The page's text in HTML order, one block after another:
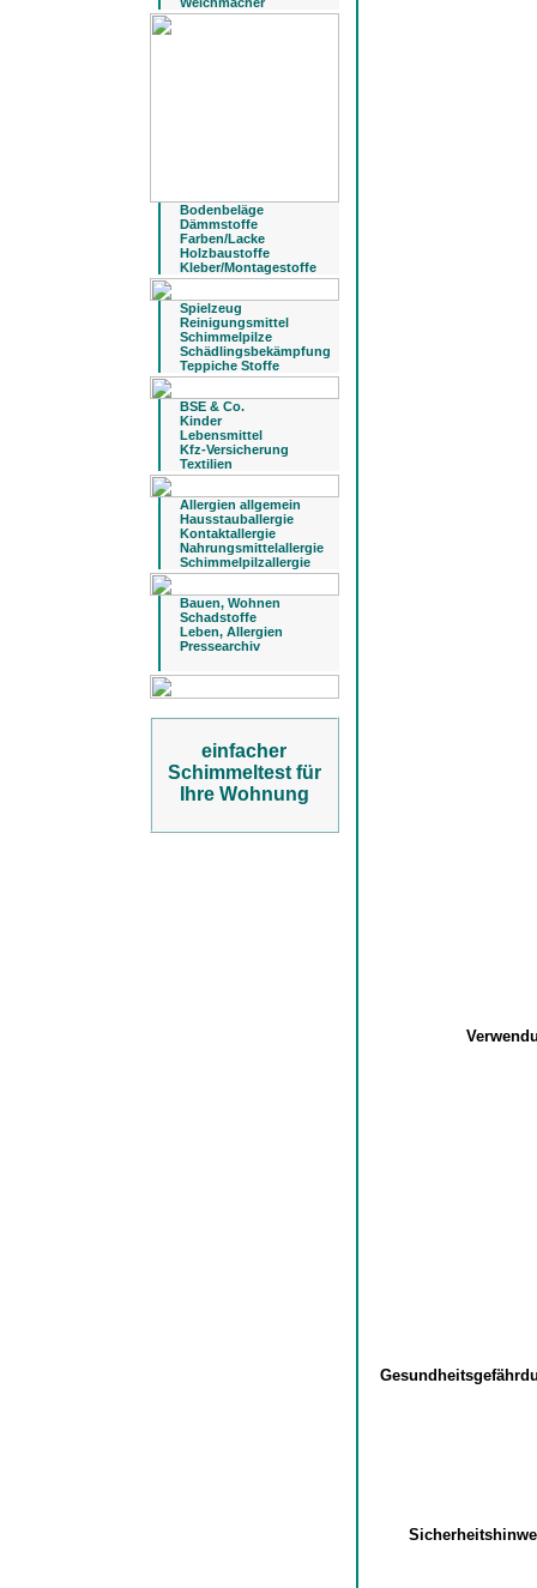
Bodenbeläge
Dämmstoffe
Farben/Lacke
Holzbaustoffe
Kleber/Montagestoffe
Spielzeug
Reinigungsmittel
Schimmelpilze
Schädlingsbekämpfung
Teppiche Stoffe
BSE & Co.
Kinder
Lebensmittel
Kfz-Versicherung
Textilien
Allergien allgemein
Hausstauballergie
Kontaktallergie
Nahrungsmittelallergie
Schimmelpilzallergie
Bauen, Wohnen
Schadstoffe
Leben, Allergien
Pressearchiv
einfacher
Schimmeltest für
Ihre Wohnung